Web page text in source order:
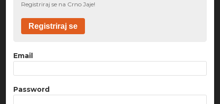
Registriraj se na Crno Jaje!
Registriraj se
Email
Password